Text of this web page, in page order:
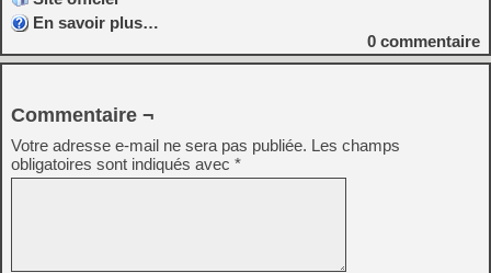
En savoir plus…
0 commentaire
Commentaire ¬
Votre adresse e-mail ne sera pas publiée. Les champs
obligatoires sont indiqués avec *